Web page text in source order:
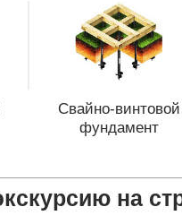
Свайно-винтовой
фундамент
на